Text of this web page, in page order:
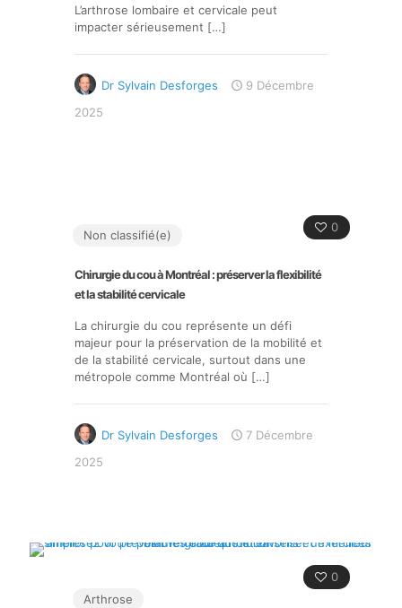
L’arthrose lombaire et cervicale peut
impacter sérieusement […]
Dr Sylvain Desforges
9 Décembre
2025
0
Non classifié(e)
Chirurgie du cou à Montréal : préserver la flexibilité
et la stabilité cervicale
La chirurgie du cou représente un défi
majeur pour la préservation de la mobilité et
de la stabilité cervicale, surtout dans une
métropole comme Montréal où […]
Dr Sylvain Desforges
7 Décembre
2025
0
Arthrose